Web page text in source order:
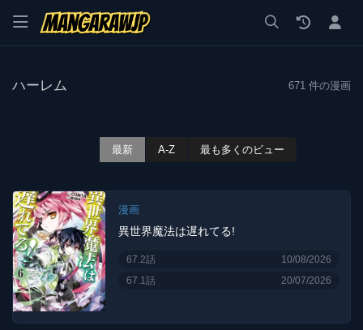
ハーレム 671 件の漫画
最新 A-Z 最も多くのビュー
漫画
異世界魔法は遅れてる!
67.2話 10/08/2026
67.1話 20/07/2026
漫画 raw, mangaraw, manga raw, manga1001, manga1000, エロ 漫画, エ